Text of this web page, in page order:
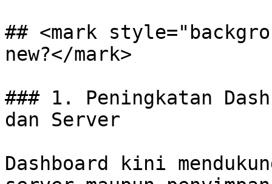
## <mark
new?</mark>
### 1. Peningkatan
dan Server
Dashboard kini